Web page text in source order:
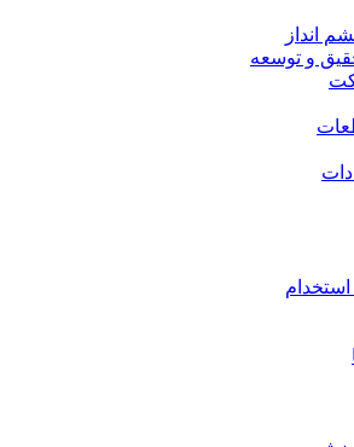
انداز
و توسعه